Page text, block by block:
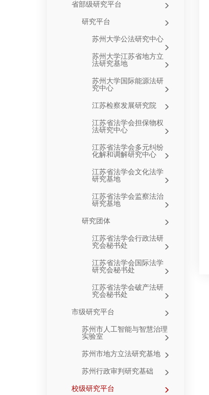
省部级研究平台
研究平台
苏州大学公法研究中心
苏州大学江苏省地方立
法研究基地
苏州大学国际能源法研
究中心
江苏检察发展研究院
江苏省法学会担保物权
法研究中心
江苏省法学会多元纠纷
化解和调解研究中心
江苏省法学会文化法学
研究基地
江苏省法学会监察法治
研究基地
研究团体
江苏省法学会行政法研
究会秘书处
江苏省法学会国际法学
研究会秘书处
江苏省法学会破产法研
究会秘书处
市级研究平台
苏州市人工智能与智慧治理
实验室
苏州市地方立法研究基地
苏州行政审判研究基础
校级研究平台